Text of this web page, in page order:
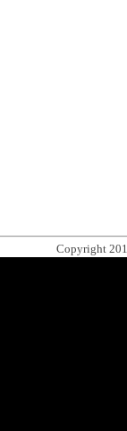
Copyright